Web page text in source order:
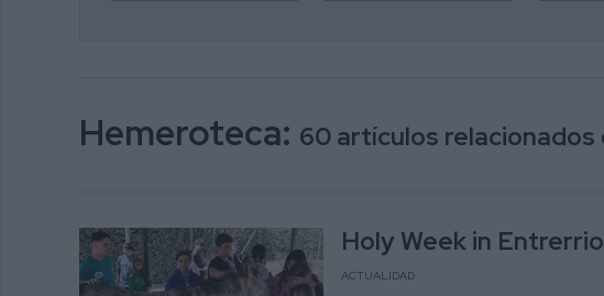
Hemeroteca: 60 artículos relacionados
Holy Week in
ACTUALIDAD